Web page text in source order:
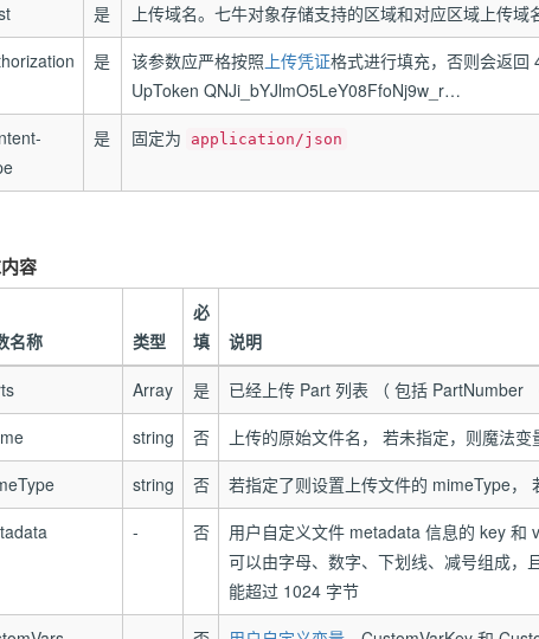
是 上传域名。 七牛对象存储支持的区域和对应区域上传域
是 该参数应严格按照 上传凭证格式进行填充，否则会返回
UpToken QNJi_bYJlmO5LeY08FfoNj9w_r…
是 固定为 application/json
容
名称 类型
必
填
说明
Array 是
已经上传 Part 列表 （ 包括 PartNumber
string 否
上传的原始文件名， 若未指定，则魔法
string 否
若指定了则设置上传文件的 mimeType，
- 否
用户自定义文件 metadata 信息的 key 和
可以由字母、数字、下划线、减号组成
能超过 1024 字节